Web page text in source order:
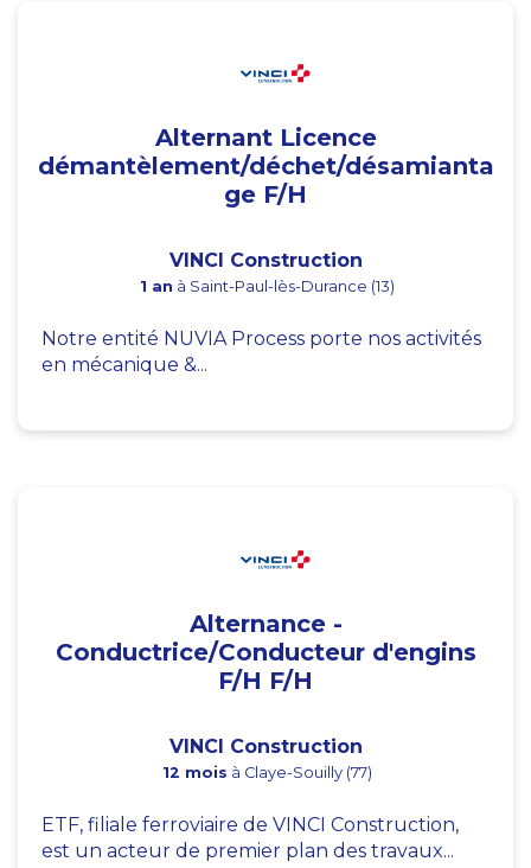
Alternant Licence
démantèlement/déchet/désamianta
ge F/H
VINCI Construction
1 an à Saint-Paul-lès-Durance (13)
Notre entité NUVIA Process porte nos activités
en mécanique &...
Alternance -
Conductrice/Conducteur d'engins
F/H F/H
VINCI Construction
12 mois à Claye-Souilly (77)
ETF, filiale ferroviaire de VINCI Construction,
est un acteur de premier plan des travaux...